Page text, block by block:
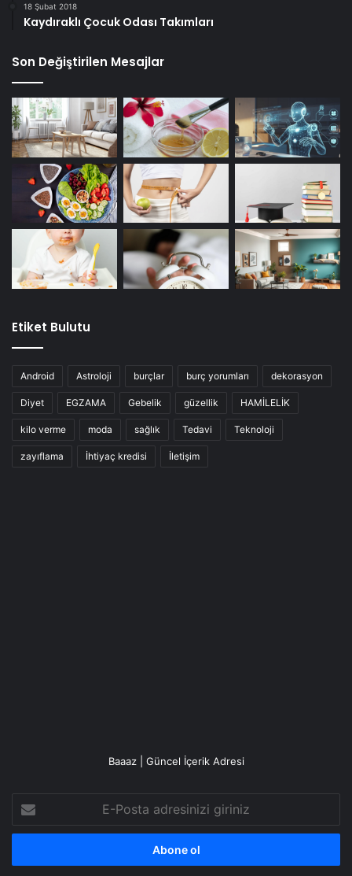
18 Şubat 2018
Kaydıraklı Çocuk Odası Takımları
Son Değiştirilen Mesajlar
Etiket Bulutu
Android Astroloji burçlar burç yorumları dekorasyon
Diyet EGZAMA Gebelik güzellik HAMİLELİK
kilo verme moda sağlık Tedavi Teknoloji
zayıflama İhtiyaç kredisi İletişim
Baaaz | Güncel İçerik Adresi
Posta
adresinizi